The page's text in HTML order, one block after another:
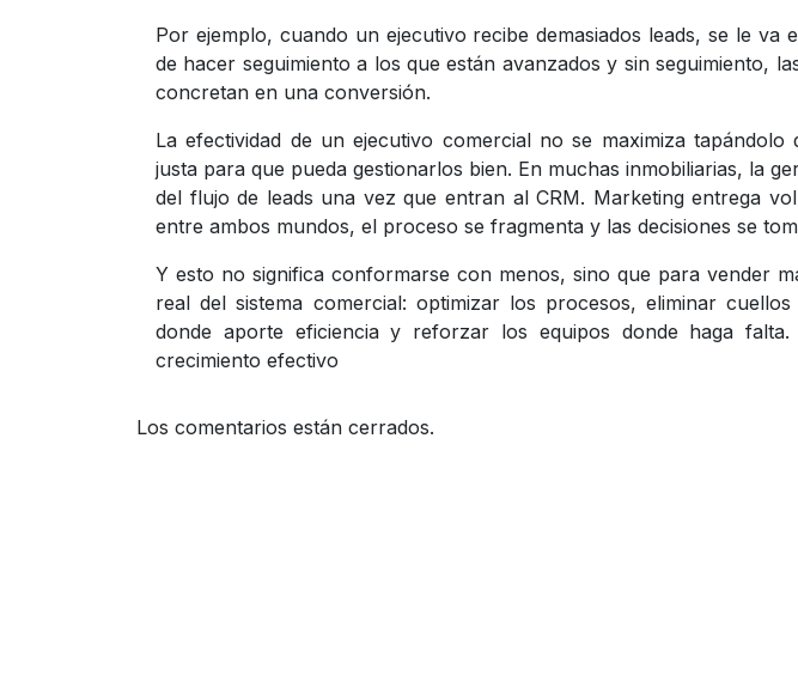
Por ejemplo, cuando un ejecutivo recibe demasiados leads, se le va
de hacer seguimiento a los que están avanzados y sin seguimiento,
concretan en una conversión.
La efectividad de un ejecutivo comercial no se maximiza tapándolo
justa para que pueda gestionarlos bien. En muchas inmobiliarias, la
del flujo de leads una vez que entran al CRM. Marketing entrega
entre ambos mundos, el proceso se fragmenta y las decisiones se
Y esto no significa conformarse con menos, sino que para vender
real del sistema comercial: optimizar los procesos, eliminar
donde aporte eficiencia y reforzar los equipos donde haga
crecimiento efectivo
Los comentarios están cerrados.